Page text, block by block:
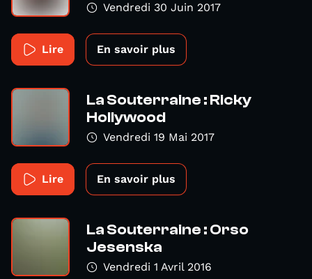
Vendredi 30 Juin 2017
Lire En savoir plus
La Souterraine : Ricky
Hollywood
Vendredi 19 Mai 2017
Lire En savoir plus
La Souterraine : Orso
Jesenska
Vendredi 1 Avril 2016